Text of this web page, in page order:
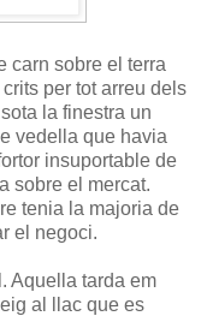
carn sobre el terra
per tot arreu dels
la finestra un
vedella que havia
insuportable de
sobre el mercat.
tenia la majoria de
el negoci.
Aquella tarda em
al llac que es